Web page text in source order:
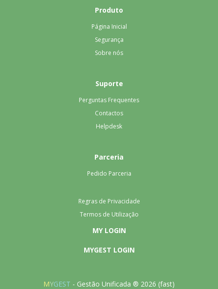
Produto
Página Inicial
Segurança
Sobre nós
Suporte
Perguntas Frequentes
Contactos
Helpdesk
Parceria
Pedido Parceria
Regras de Privacidade
Termos de Utilização
MY LOGIN
MYGEST LOGIN
MYGEST - Gestão Unificada ® 2026 (fast)